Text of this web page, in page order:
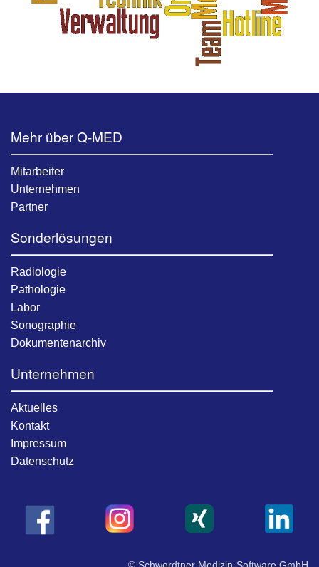
Mehr über Q-MED
Mitarbeiter
Unternehmen
Partner
Sonderlösungen
Radiologie
Pathologie
Labor
Sonographie
Dokumentenarchiv
Unternehmen
Aktuelles
Kontakt
Impressum
Datenschutz